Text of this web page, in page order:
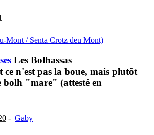
Mont / Senta Crotz deu Mont)
Les Bolhassas
ce n'est pas la boue, mais plutôt
bolh "mare" (attesté en
- Gaby